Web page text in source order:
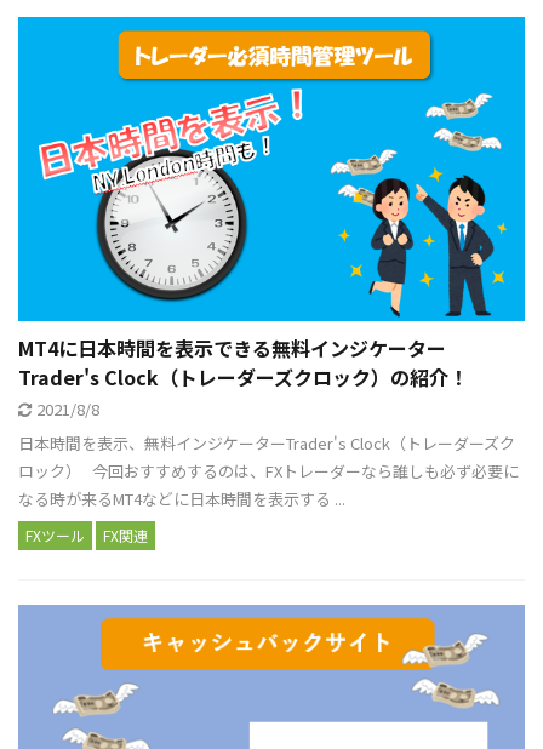
MT4に日本時間を表示できる無料インジケーター
Trader's Clock（トレーダーズクロック）の紹介！
2021/8/8
日本時間を表示、無料インジケーターTrader's Clock（トレーダーズク
ロック） 今回おすすめするのは、FXトレーダーなら誰しも必ず必要に
なる時が来るMT4などに日本時間を表示する ...
FXツール FX関連